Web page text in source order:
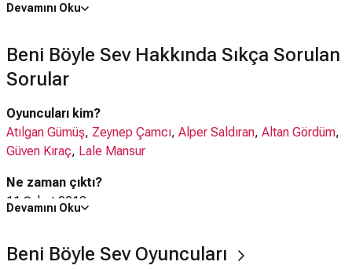
yaşadığı haliyle kabullenmiş Ömer’le, hayatın tüm acılarını
yaşamayı bilen, her şeye rağmen gülmeye çalışan Ayşem’in
güçlü ve dirençli aşkları… Bu iki genç insanın çevresinde,
hayata yeni hazırlanan, birbirinden farklı hayatlar yaşayan
ev arkadaşlarını, iş arkadaşlarını anlatan bir dizi film “Beni
Böyle Sev”…Büyük entrikalar, ağdalı hayatlar, acımasız
komplolar, aldatmalar olmadan samimi bir anlatımla tüm aileyi
kucaklayacak bir aşk ve evlilik öyküsü…
Devamını Oku
Beni Böyle Sev Hakkında Sıkça Sorulan
Sorular
Oyuncuları kim?
Atılgan Gümüş, Zeynep Çamcı, Alper Saldıran, Altan Gördüm,
Güven Kıraç, Lale Mansur
Ne zaman çıktı?
11 Şubat 2013
Beni Böyle Sev dizisiTürkiye 'de çekilmiştir.
Devamını Oku
Beni Böyle Sev Oyuncuları